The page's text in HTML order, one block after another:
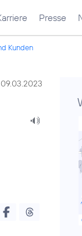
Presse
Kunden
09.03.2023